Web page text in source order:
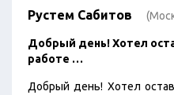
Рустем Сабитов
Добрый день! Хотел
работе …
Добрый день! Хотел